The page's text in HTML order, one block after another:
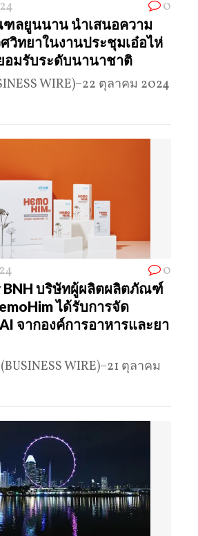
0
ลยูนนาน นำเสนอความ
วิทยาในงานประชุมเอ๋อไห่
อมรับระดับนานาชาติ
WIRE)–22 ตุลาคม 2024
0
BNH บริษัทผู้ผลิตผลิตภัณฑ์
ได้รับการจัด
จากองค์การอาหารและยา
WIRE)–21 ตุลาคม